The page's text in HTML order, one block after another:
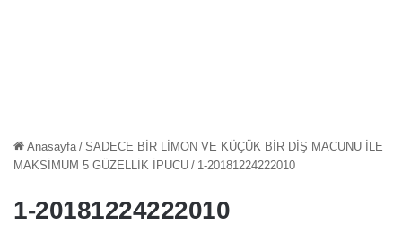
Anasayfa / SADECE BİR LİMON VE KÜÇÜK BİR DİŞ MACUNU İLE
MAKSİMUM 5 GÜZELLİK İPUCU / 1-20181224222010
1-20181224222010